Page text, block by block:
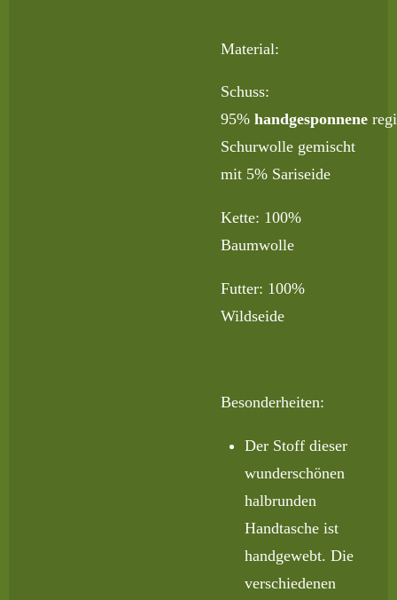
Material:
Schuss:
95% handgesponnene
Schurwolle gemischt
mit 5% Sariseide
Kette: 100%
Baumwolle
Futter: 100%
Wildseide
Besonderheiten:
Der Stoff dieser
wunderschönen
halbrunden
Handtasche ist
handgewebt. Die
verschiedenen